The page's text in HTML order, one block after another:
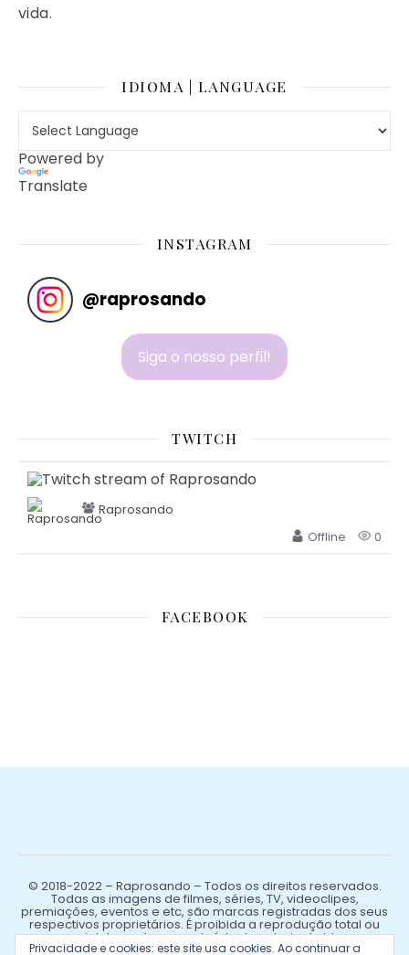
vida.
IDIOMA | LANGUAGE
Powered by
Translate
INSTAGRAM
@raprosando
Siga o nosso perfil!
TWITCH
Raprosando
Offline
0
FACEBOOK
© 2018-2022 – Raprosando – Todos os direitos reservados.
Todas as imagens de filmes, séries, TV, videoclipes,
premiações, eventos e etc, são marcas registradas dos seus
respectivos proprietários. É proibida a reprodução total ou
parcial de qualquer conteúdo de autoria do blog.
Privacidade e cookies: este site usa cookies. Ao continuar a